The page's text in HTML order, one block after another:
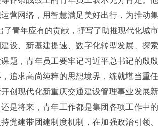
营网络，用智慧满足美好出行，为推动集
了青年应有的贡献，抒写了助推现代化城市
设、新基建提速、数字化转型发展、探索
题，青年员工要牢记习近平总书记的殷殷
追求高尚纯粹的思想境界，练就堪当重任
创现代化新重庆交通建设管理事业发展新
是将来，青年工作都是集团各项工作中的
党建带团建制度机制，在加强政治引领、